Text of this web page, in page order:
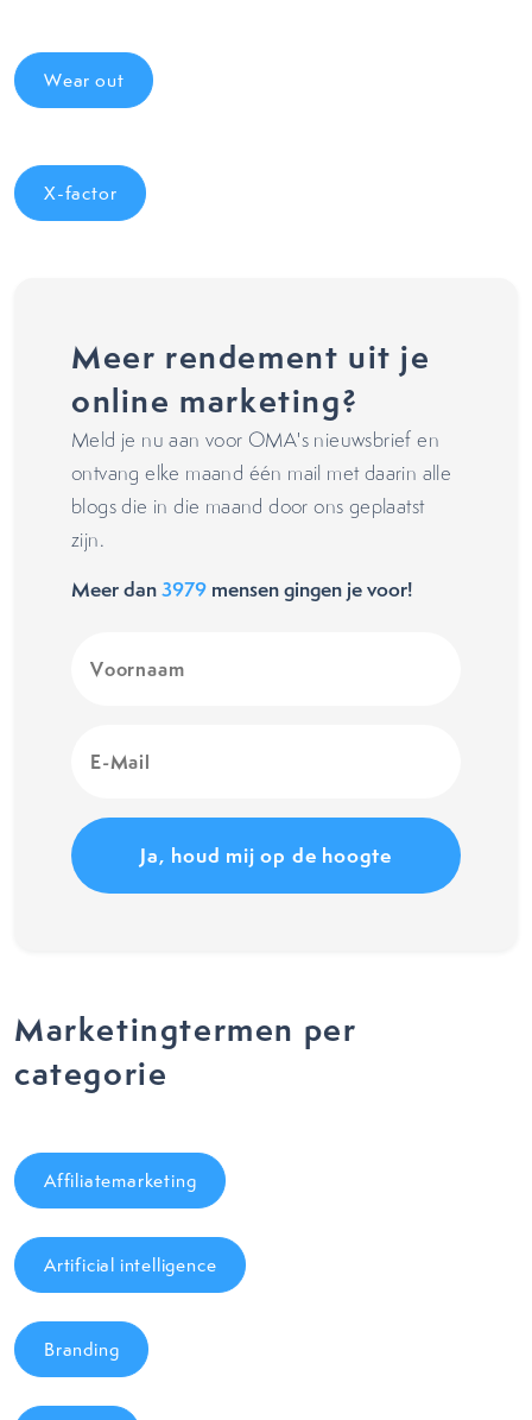
Wear out
X-factor
Meer rendement uit je
online marketing?
Meld je nu aan voor OMA's nieuwsbrief en
ontvang elke maand één mail met daarin alle
blogs die in die maand door ons geplaatst
zijn.
Meer dan3979 mensen gingen je voor!
(Vereist)
Mail
Marketingtermen per
categorie
Affiliatemarketing
Artificial intelligence
Branding